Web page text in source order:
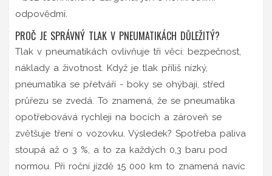
odpovědmi.
PROČ JE SPRÁVNÝ TLAK V PNEUMATIKÁCH DŮLEŽITÝ?
Tlak v pneumatikách ovlivňuje tři věci: bezpečnost,
náklady a životnost. Když je tlak příliš nízký,
pneumatika se přetváří - boky se ohýbají, střed
průřezu se zvedá. To znamená, že se pneumatika
opotřebovává rychleji na bocích a zároveň se
zvětšuje tření o vozovku. Výsledek? Spotřeba paliva
stoupá až o 3 %, a to za každých 0,3 baru pod
normou. Při roční jízdě 15 000 km to znamená navíc